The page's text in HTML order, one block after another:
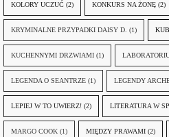
KOLORY UCZUĆ (2) KONKURS NA ŻONĘ (2)
KRYMINALNE PRZYPADKI DAISY D. (1)
KUCHENNYMI DRZWIAMI (1)
LEGENDA O SEANTRZE (1) LEGENDY
LEPIEJ W TO UWIERZ! (2) LITERATURA W
MARGO COOK (1) MIĘDZY PRAWAMI (2)